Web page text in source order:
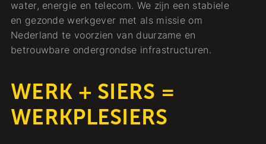
water, energie en telecom. We zijn een stabiele
en gezonde werkgever met als missie om
Nederland te voorzien van duurzame en
betrouwbare ondergrondse infrastructuren.
WERK + SIERS =
WERKPLESIERS